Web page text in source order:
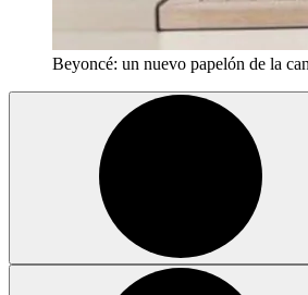
Beyoncé: un nuevo papelón de la